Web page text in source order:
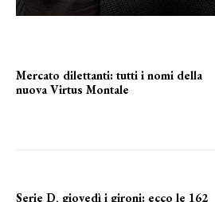
Mercato dilettanti: tutti i nomi della
nuova Virtus Montale
Serie D, giovedì i gironi: ecco le 162